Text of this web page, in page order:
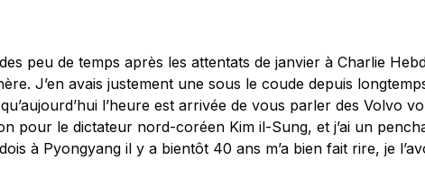
peu de temps après les attentats de janvier à Charlie
J’en avais justement une sous le coude depuis
l’heure est arrivée de vous parler des Volvo
pour le dictateur nord-coréen Kim il-Sung, et j’ai un
à Pyongyang il y a bientôt 40 ans m’a bien fait rire, je